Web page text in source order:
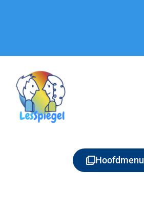
Hoofdmenu